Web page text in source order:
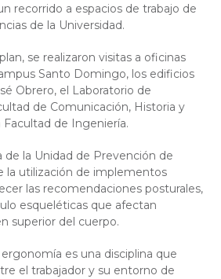
recorrido a espacios de trabajo de
de la Universidad.
se realizaron visitas a oficinas
Santo Domingo, los edificios
Obrero, el Laboratorio de
de Comunicación, Historia y
Facultad de Ingeniería.
de la Unidad de Prevención de
la utilización de implementos
las recomendaciones posturales,
esqueléticas que afectan
superior del cuerpo.
es una disciplina que
el trabajador y su entorno de